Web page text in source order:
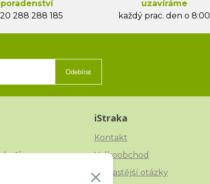
poradenství
288 288 185
uzavíráme
každý prac. den o 8:00
Odebírat
iStraka
Kontakt
Velkoobchod
Nejčastější otázky